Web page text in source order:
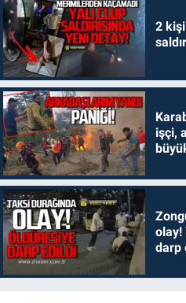
2
işçi,
olay!
darp